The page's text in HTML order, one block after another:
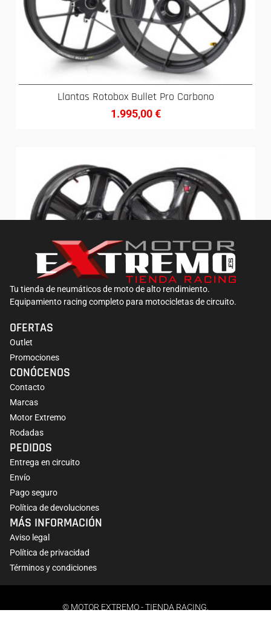
Llantas Rotobox Bullet Pro Carbono
1.995,00€
Tu tienda de neumáticos de moto de alto rendimiento.
Equipamiento racing completo para motocicletas de circuito.
OFERTAS
Outlet
Promociones
CONÓCENOS
Contacto
Marcas
Motor Extremo
Rodadas
PEDIDOS
Entrega en circuito
Envío
Pago seguro
Política de devoluciones
MÁS INFORMACIÓN
Aviso legal
Política de privacidad
Términos y condiciones
© MOTOR EXTREMO - TIENDA RACING.